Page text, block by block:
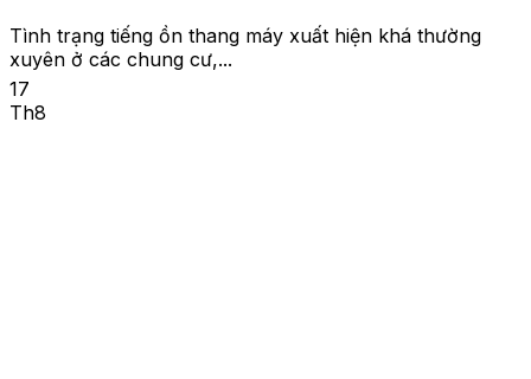
Tình trạng tiếng ồn thang máy xuất hiện khá thường
xuyên ở các chung cư,...
17
Th8